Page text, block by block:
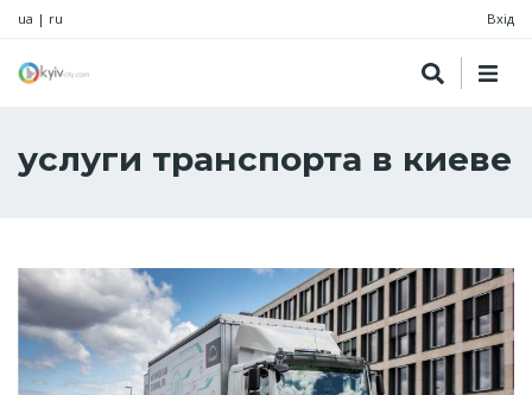
ua | ru Вхід
услуги транспорта в киеве